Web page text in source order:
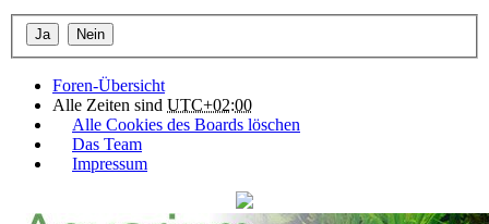
Foren-Übersicht
Alle Zeiten sind UTC+02:00
Alle Cookies des Boards löschen
Das Team
Impressum